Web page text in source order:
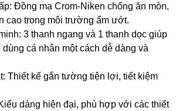
Đồng mạ Crom-Niken chống ăn mòn,
cao trong môi trường ẩm ướt.
3 thanh ngang và 1 thanh dọc giúp
dùng cá nhân một cách dễ dàng và
Thiết kế gắn tường tiện lợi, tiết kiệm
dáng hiện đại, phù hợp với các thiết